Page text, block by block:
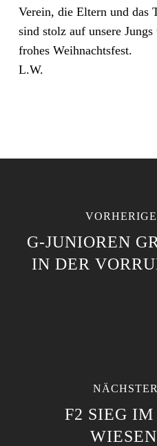
Verein, die Eltern und das
sind stolz auf unsere
frohes Weihnachtsfest.
L.W.
G-JUNIOREN
IN DER
F2 SIEG IM